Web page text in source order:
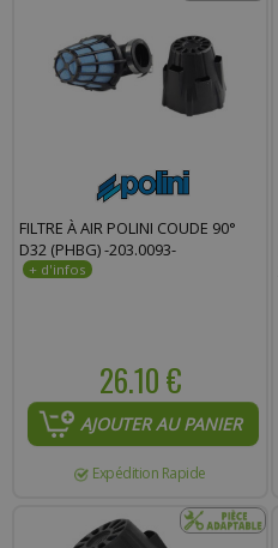
FILTRE À AIR POLINI COUDE 90°
D32 (PHBG) -203.0093-
26.10 €
AJOUTER AU PANIER
Expédition Rapide